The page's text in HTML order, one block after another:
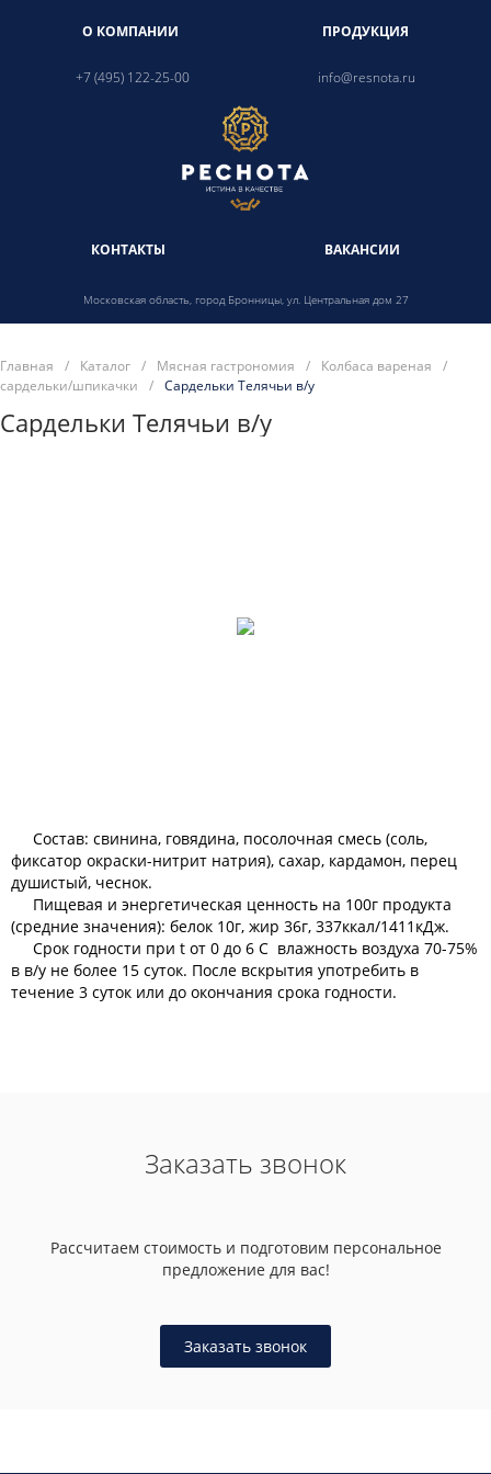
О КОМПАНИИ ПРОДУКЦИЯ
+7 (495) 122-25-00 info@resnota.ru
КОНТАКТЫ ВАКАНСИИ
Московская область, город Бронницы, ул. Центральная дом 27
Главная / Каталог / Мясная гастрономия / Колбаса вареная
/
сардельки/шпикачки
/ Сардельки Телячьи в/у
Сардельки Телячьи в/у
Состав: свинина, говядина, посолочная смесь (соль,
фиксатор окраски-нитрит натрия), сахар, кардамон, перец
душистый, чеснок.
Пищевая и энергетическая ценность на 100г продукта
(средние значения): белок 10г, жир 36г, 337ккал/1411кДж.
Срок годности при t от 0 до 6 С влажность воздуха 70-75%
в в/у не более 15 суток. После вскрытия употребить в
течение 3 суток или до окончания срока годности.
Заказать звонок
Рассчитаем стоимость и подготовим персональное
предложение для вас!
Заказать звонок